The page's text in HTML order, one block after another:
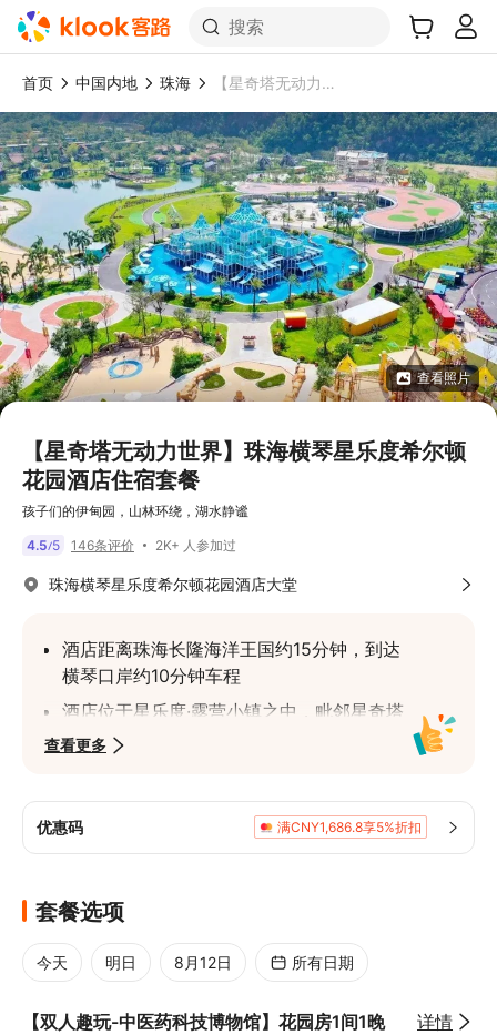
搜索
首页 中国内地 珠海 【星奇塔无动力世界】珠海横琴星乐度希尔顿花园酒店住宿套餐
查看照片
【星奇塔无动力世界】珠海横琴星乐度希尔顿
花园酒店住宿套餐
孩子们的伊甸园，山林环绕，湖水静谧
4.5/5 146条评价 2K+ 人参加过
珠海横琴星乐度希尔顿花园酒店大堂
酒店距离珠海长隆海洋王国约15分钟，到达
横琴口岸约10分钟车程
酒店位于星乐度·露营小镇之中，毗邻星奇塔
无动力世界，适合全龄段亲子游玩
温馨舒适的入住体验
如您入住日期已满房，可选择珠海横琴星乐
查看更多
优惠码 满CNY1,686.8享5%折扣
套餐选项
今天 明日 8月12日 所有日期
【双人趣玩-中医药科技博物馆】花园房1间1晚
详情